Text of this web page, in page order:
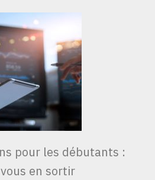
pour les débutants :
en sortir